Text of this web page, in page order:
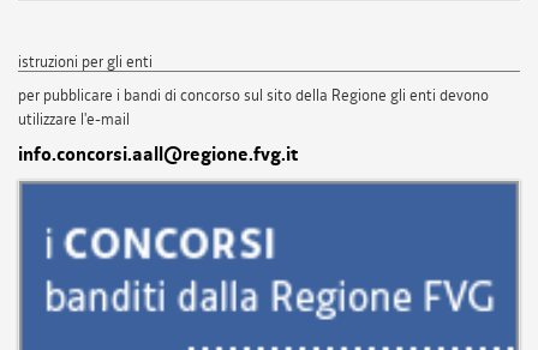
istruzioni per gli enti
per pubblicare i bandi di concorso sul sito della Regione gli enti devono
utilizzare l'e-mail
info.concorsi.aall@regione.fvg.it